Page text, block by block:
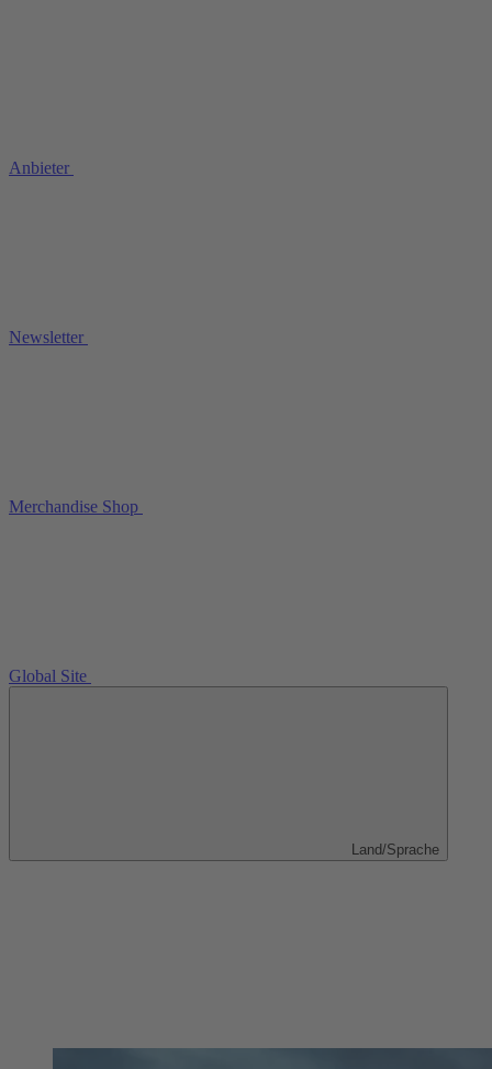
Anbieter
Newsletter
Merchandise Shop
Global Site
Land/Sprache